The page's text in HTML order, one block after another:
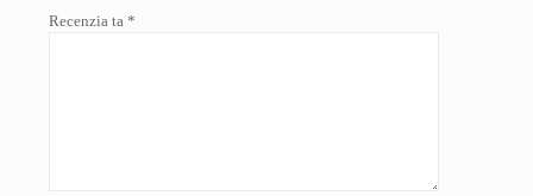
Recenzia ta *